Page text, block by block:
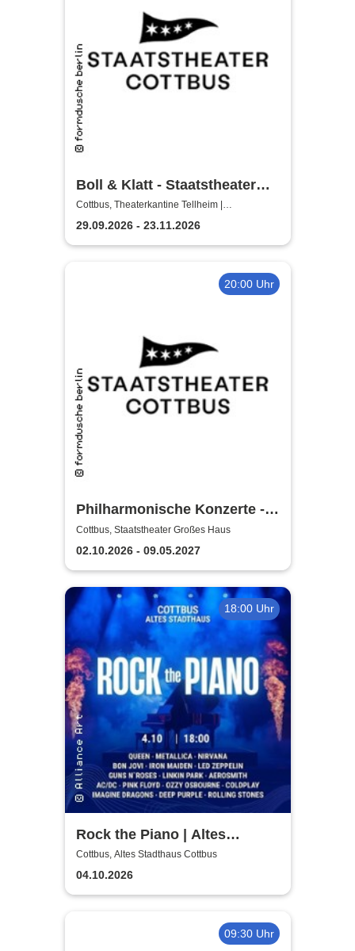
Boll & Klatt - Staatstheater
Cottbus
Cottbus, Theaterkantine Tellheim |
Staatstheater Cottbus
29.09.2026 - 23.11.2026
20:00 Uhr
Philharmonische Konzerte -
Staatstheater Cottbus
Cottbus, Staatstheater Großes Haus
02.10.2026 - 09.05.2027
18:00 Uhr
Rock the Piano | Altes
Stadthaus Cottbus
Cottbus, Altes Stadthaus Cottbus
04.10.2026
09:30 Uhr